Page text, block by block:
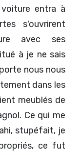
entra à
s'ouvrirent
avec ses
à je ne sais
nous nous
dans les
meublés de
Ce qui me
stupéfait, je
ce fut